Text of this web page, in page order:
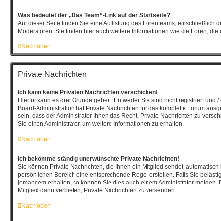
Was bedeutet der „Das Team“-Link auf der Startseite?
Auf dieser Seite finden Sie eine Auflistung des Forenteams, einschließlich
Moderatoren. Sie finden hier auch weitere Informationen wie die Foren,
Nach oben
Private Nachrichten
Ich kann keine Privaten Nachrichten verschicken!
Hierfür kann es drei Gründe geben: Entweder Sie sind nicht registriert und
Board-Administration hat Private Nachrichten für das komplette Forum
sein, dass der Administrator Ihnen das Recht, Private Nachrichten zu
Sie einen Administrator, um weitere Informationen zu erhalten.
Nach oben
Ich bekomme ständig unerwünschte Private Nachrichten!
Sie können Private Nachrichten, die Ihnen ein Mitglied sendet,
persönlichen Bereich eine entsprechende Regel erstellen. Falls Sie
jemandem erhalten, so können Sie dies auch einem Administrator melden.
Mitglied dann verbieten, Private Nachrichten zu versenden.
Nach oben